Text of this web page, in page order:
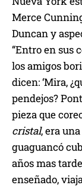
Merce
Duncan y
“Entro en sus
los amigos
dicen: ‘Mira,
pendejos?
pieza que
cristal, era
guaguancó
años mas
enseñado,